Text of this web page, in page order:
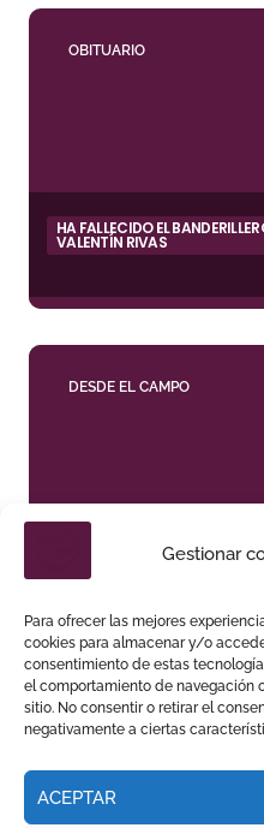
Gestionar
Para ofrecer las mejores
cookies para almacenar y/o
consentimiento de estas
el comportamiento de navegación
sitio. No consentir o retirar el
negativamente a ciertas
ACEPTAR
OBITUARIO
HA FALLECIDO EL
VALENTÍN RIVAS
DESDE EL CAMPO
VICTORIANO DEL RÍO
VÍDEO)